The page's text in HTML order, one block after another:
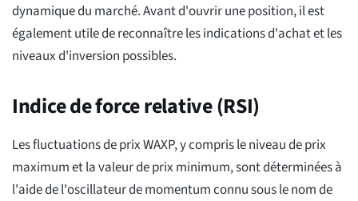
dynamique du marché. Avant d'ouvrir une position, il est
également utile de reconnaître les indications d'achat et les
niveaux d'inversion possibles.
Indice de force relative (RSI)
Les fluctuations de prix WAXP, y compris le niveau de prix
maximum et la valeur de prix minimum, sont déterminées à
l'aide de l'oscillateur de momentum connu sous le nom de